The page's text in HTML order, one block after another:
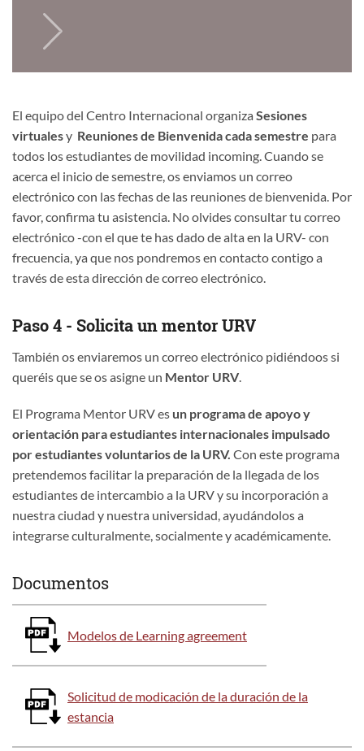
El equipo del Centro Internacional organiza Sesiones
virtualesy Reuniones de Bienvenida cada semestre para
todos los estudiantes de movilidad incoming. Cuando se
acerca el inicio de semestre, os enviamos un correo
electrónico con las fechas de las reuniones de bienvenida. Por
favor, confirma tu asistencia. No olvides consultar tu correo
electrónico -con el que te has dado de alta en la URV- con
frecuencia, ya que nos pondremos en contacto contigo a
través de esta dirección de correo electrónico.
Paso 4 - Solicita un mentor URV
También os enviaremos un correo electrónico pidiéndoos si
queréis que se os asigne un Mentor URV
El Programa Mentor URV es un programa de apoyo y
orientación para estudiantes internacionales impulsado
por estudiantes voluntarios de la URV. Con este programa
pretendemos facilitar la preparación de la llegada de los
estudiantes de intercambio a la URV y su incorporación a
nuestra ciudad y nuestra universidad, ayudándolos a
integrarse culturalmente, socialmente y académicamente.
Documentos
Modelos de Learning agreement
Solicitud de modicación de la duración de la
estancia